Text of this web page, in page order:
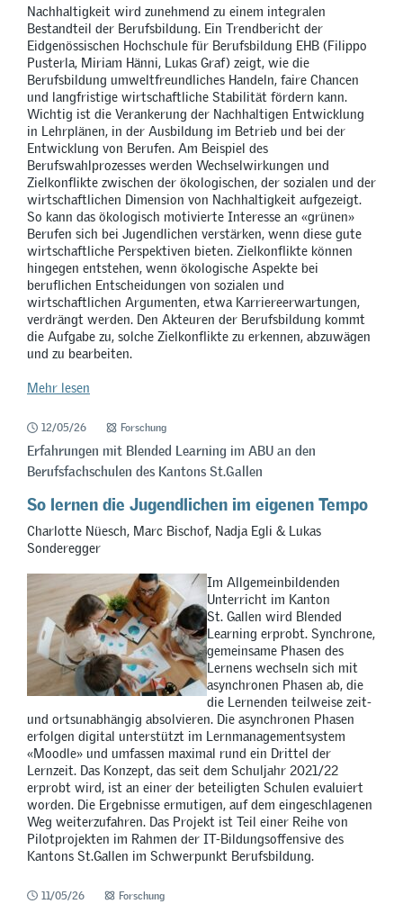
Nachhaltigkeit wird zunehmend zu einem integralen
Bestandteil der Berufsbildung. Ein Trendbericht der
Eidgenössischen Hochschule für Berufsbildung EHB (Filippo
Pusterla, Miriam Hänni, Lukas Graf) zeigt, wie die
Berufsbildung umweltfreundliches Handeln, faire Chancen
und langfristige wirtschaftliche Stabilität fördern kann.
Wichtig ist die Verankerung der Nachhaltigen Entwicklung
in Lehrplänen, in der Ausbildung im Betrieb und bei der
Entwicklung von Berufen. Am Beispiel des
Berufswahlprozesses werden Wechselwirkungen und
Zielkonflikte zwischen der ökologischen, der sozialen und der
wirtschaftlichen Dimension von Nachhaltigkeit aufgezeigt.
So kann das ökologisch motivierte Interesse an «grünen»
Berufen sich bei Jugendlichen verstärken, wenn diese gute
wirtschaftliche Perspektiven bieten. Zielkonflikte können
hingegen entstehen, wenn ökologische Aspekte bei
beruflichen Entscheidungen von sozialen und
wirtschaftlichen Argumenten, etwa Karriereerwartungen,
verdrängt werden. Den Akteuren der Berufsbildung kommt
die Aufgabe zu, solche Zielkonflikte zu erkennen, abzuwägen
und zu bearbeiten.
Mehr lesen
12/05/26 Forschung
Erfahrungen mit Blended Learning im ABU an den
Berufsfachschulen des Kantons St.Gallen
So lernen die Jugendlichen im eigenen Tempo
Charlotte Nüesch, Marc Bischof, Nadja Egli & Lukas
Sonderegger
Im Allgemeinbildenden
Unterricht im Kanton
St. Gallen wird Blended
Learning erprobt. Synchrone,
gemeinsame Phasen des
Lernens wechseln sich mit
asynchronen Phasen ab, die
die Lernenden teilweise zeit-
und ortsunabhängig absolvieren. Die asynchronen Phasen
erfolgen digital unterstützt im Lernmanagementsystem
«Moodle» und umfassen maximal rund ein Drittel der
Lernzeit. Das Konzept, das seit dem Schuljahr 2021/22
erprobt wird, ist an einer der beteiligten Schulen evaluiert
worden. Die Ergebnisse ermutigen, auf dem eingeschlagenen
Weg weiterzufahren. Das Projekt ist Teil einer Reihe von
Pilotprojekten im Rahmen der IT-Bildungsoffensive des
Kantons St.Gallen im Schwerpunkt Berufsbildung.
11/05/26 Forschung